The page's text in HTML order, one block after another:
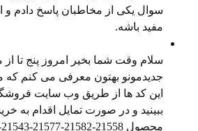
سوال یکی از مخاطبان پاسخ دادم و
مفید باشه.
سلام وقت شما بخیر امروز پنج تا
جدیدمونو بهتون معرفی می کنم که
این کد ها از طریق وب سایت
ببینید و در صورت تمایل اقدام به